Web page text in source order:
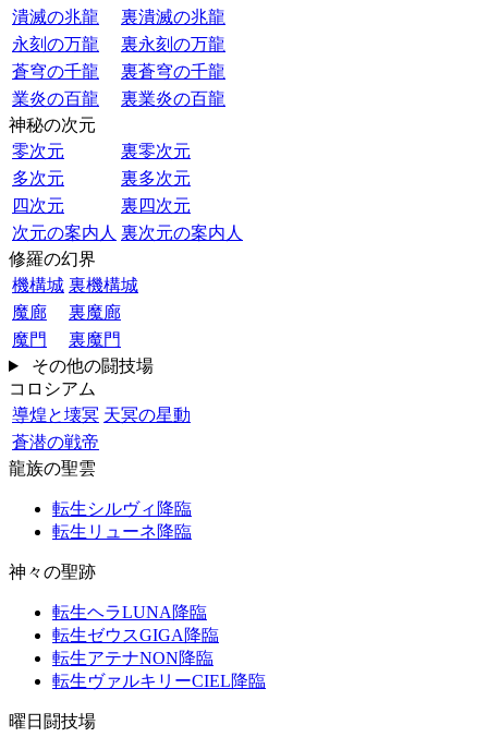
潰滅の兆龍
裏潰滅の兆龍
永刻の万龍
裏永刻の万龍
蒼穹の千龍
裏蒼穹の千龍
業炎の百龍
裏業炎の百龍
神秘の次元
零次元
裏零次元
多次元
裏多次元
四次元
裏四次元
次元の案内人 裏次元の案内人
修羅の幻界
機構城 裏機構城
魔廊
裏魔廊
魔門
裏魔門
その他の闘技場
コロシアム
導煌と壊冥 天冥の星動
蒼潜の戦帝
龍族の聖雲
転生シルヴィ降臨
転生リューネ降臨
神々の聖跡
転生ヘラLUNA降臨
転生ゼウスGIGA降臨
転生アテナNON降臨
転生ヴァルキリーCIEL降臨
曜日闘技場